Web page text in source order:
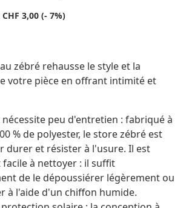
3,00 (- 7%)
zébré rehausse le style et la
votre pièce en offrant intimité et
peu d'entretien : fabriqué à
% de polyester, le store zébré est
durer et résister à l'usure. Il est
facile à nettoyer : il suffit
de le dépoussiérer légèrement ou
à l'aide d'un chiffon humide.